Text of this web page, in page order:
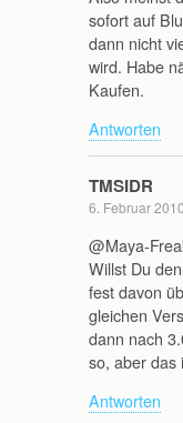
sofort auf
dann nicht
wird. Habe
Kaufen.
Antworten
TMSIDR
6. Februar 2010
@Maya-
Willst Du
fest davon
gleichen
dann nach
so, aber
Antworten